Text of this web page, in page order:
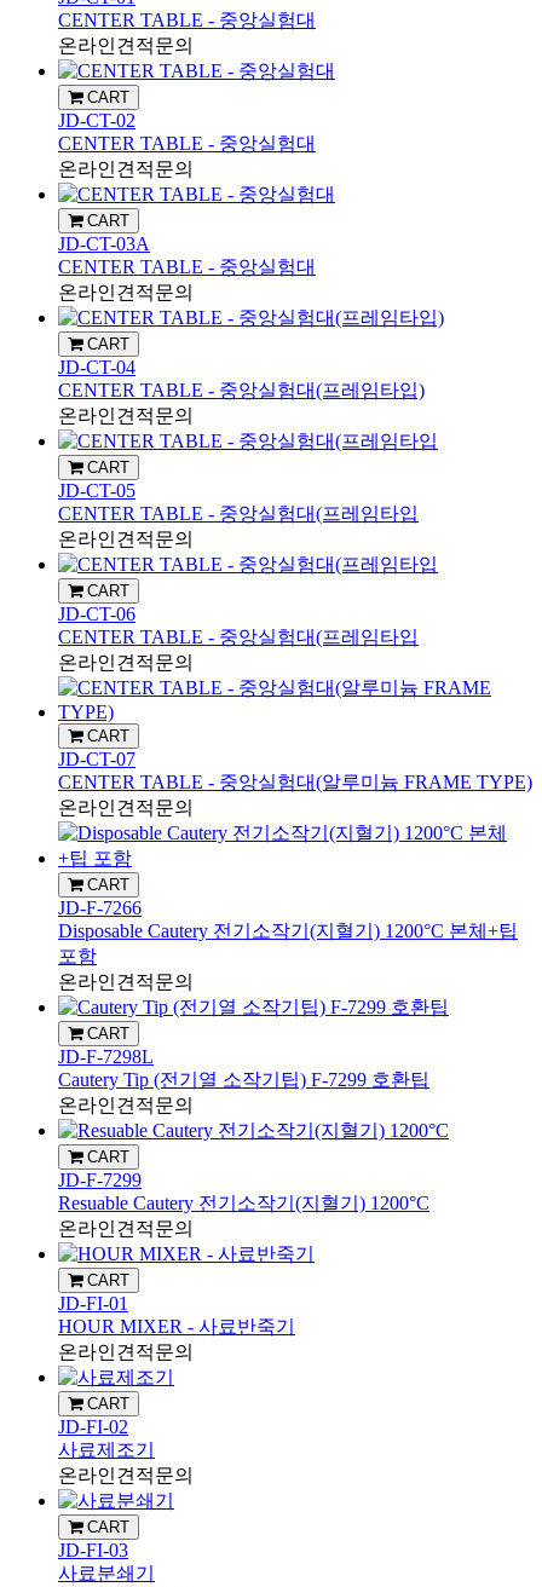
CENTER TABLE - 중앙실험대
온라인견적문의
CART
JD-CT-02
CENTER TABLE - 중앙실험대
온라인견적문의
CART
JD-CT-03A
CENTER TABLE - 중앙실험대
온라인견적문의
CART
JD-CT-04
CENTER TABLE - 중앙실험대(프레임타입)
온라인견적문의
CART
JD-CT-05
CENTER TABLE - 중앙실험대(프레임타입
온라인견적문의
CART
JD-CT-06
CENTER TABLE - 중앙실험대(프레임타입
온라인견적문의
CART
JD-CT-07
CENTER TABLE - 중앙실험대(알루미늄 FRAME TYPE)
온라인견적문의
CART
JD-F-7266
Disposable Cautery 전기소작기(지혈기) 1200°C 본체+팁
포함
온라인견적문의
CART
JD-F-7298L
Cautery Tip (전기열 소작기팁) F-7299 호환팁
온라인견적문의
CART
JD-F-7299
Resuable Cautery 전기소작기(지혈기) 1200°C
온라인견적문의
CART
JD-FI-01
HOUR MIXER - 사료반죽기
온라인견적문의
CART
JD-FI-02
사료제조기
온라인견적문의
CART
JD-FI-03
사료분쇄기